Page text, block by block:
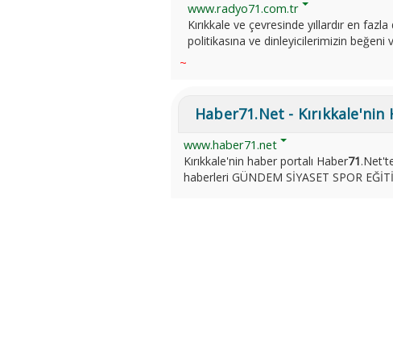
www.radyo71.com.tr
Kırıkkale ve çevresinde yıllardır en
politikasına ve dinleyicilerimizin beğeni
~
Haber71.Net - Kırıkkale'nin
www.haber71.net
Kırıkkale'nin haber portalı Haber71
haberleri GÜNDEM SİYASET SPOR